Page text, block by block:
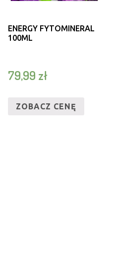
ENERGY FYTOMINERAL
100ML
79,99 zł
ZOBACZ CENĘ